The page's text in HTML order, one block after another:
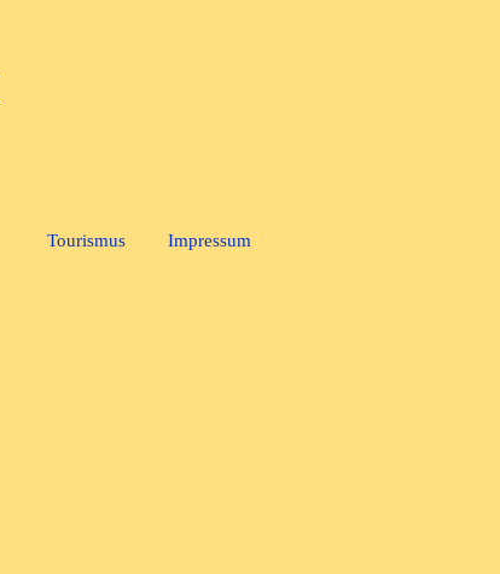
Menü überspringen
▼
Tourismus ▼
Impressum